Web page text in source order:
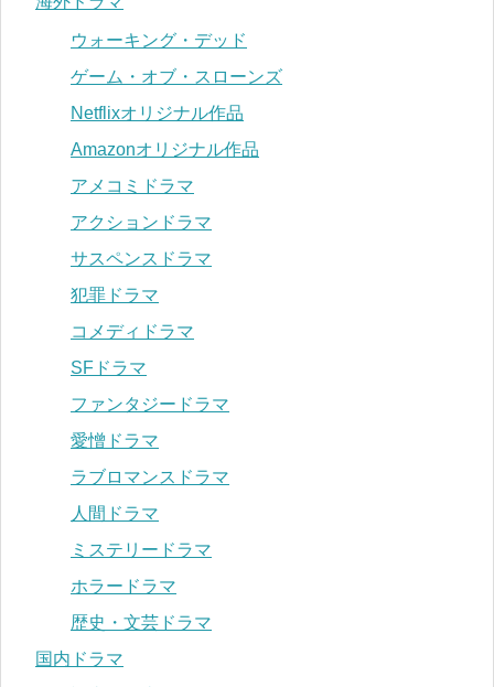
ウォーキング・デッド
ゲーム・オブ・スローンズ
Netflixオリジナル作品
Amazonオリジナル作品
アメコミドラマ
アクションドラマ
サスペンスドラマ
犯罪ドラマ
コメディドラマ
SFドラマ
ファンタジードラマ
愛憎ドラマ
ラブロマンスドラマ
人間ドラマ
ミステリードラマ
ホラードラマ
歴史・文芸ドラマ
国内ドラマ